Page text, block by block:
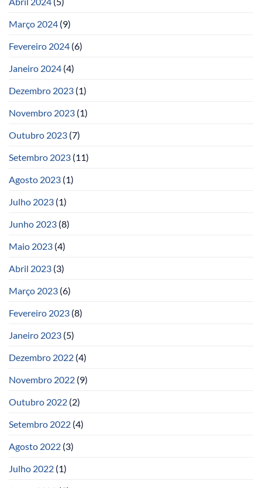
Março 2024 (9)
Fevereiro 2024 (6)
Janeiro 2024 (4)
Dezembro 2023 (1)
Novembro 2023 (1)
Outubro 2023 (7)
Setembro 2023 (11)
Agosto 2023 (1)
Julho 2023 (1)
Junho 2023 (8)
Maio 2023 (4)
Abril 2023 (3)
Março 2023 (6)
Fevereiro 2023 (8)
Janeiro 2023 (5)
Dezembro 2022 (4)
Novembro 2022 (9)
Outubro 2022 (2)
Setembro 2022 (4)
Agosto 2022 (3)
Julho 2022 (1)